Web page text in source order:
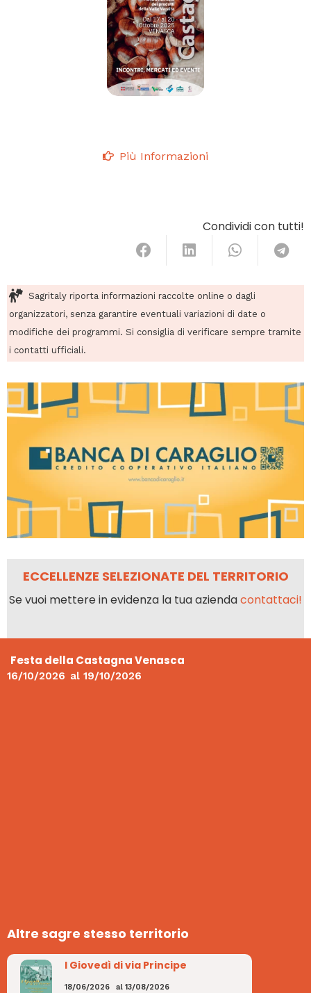
Più Informazioni
Condividi con tutti!
Sagritaly riporta informazioni raccolte online o dagli
organizzatori, senza garantire eventuali variazioni di date o
modifiche dei programmi. Si consiglia di verificare sempre tramite
i contatti ufficiali.
ECCELLENZE SELEZIONATE DEL TERRITORIO
Se vuoi mettere in evidenza la tua aziendacontattaci!
Festa della Castagna Venasca
16/10/2026 al 19/10/2026
Altre sagre stesso territorio
I Giovedì di via Principe
18/06/2026 al 13/08/2026